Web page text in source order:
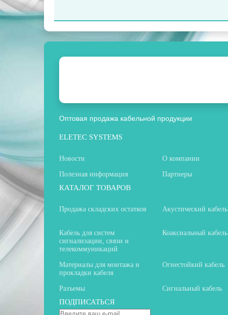
Оптовая продажа кабельной продукции
ELETEC SYSTEMS
Новости О компании
Полезная информация Партнеры
КАТАЛОГ ТОВАРОВ
Продажа складских остатков Акустический кабель
Кабель для систем
сигнализации, связи и
телекоммуникаций
Коаксиальный кабель
Материалы для монтажа и
прокладки кабеля
Огнестойкий кабель
Разъемы Сигнальный кабель
ПОДПИСАТЬСЯ